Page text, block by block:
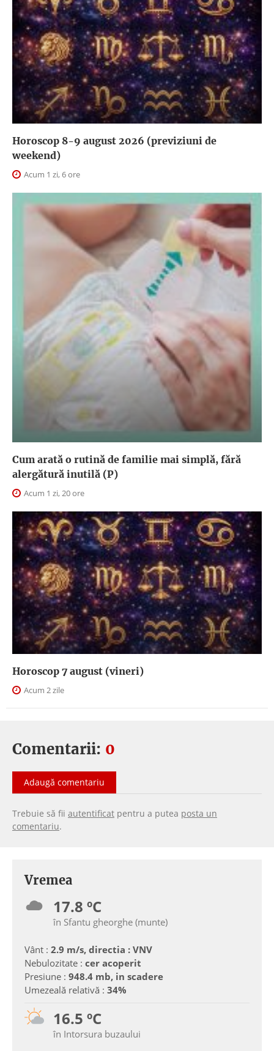
Horoscop 8-9 august 2026 (previziuni de
weekend)
Acum 1 zi, 6 ore
Cum arată o rutină de familie mai simplă, fără
alergătură inutilă (P)
Acum 1 zi, 20 ore
Horoscop 7 august (vineri)
Acum 2 zile
Comentarii: 0
Adaugă comentariu
Trebuie să fii autentificat pentru a putea posta un
comentariu.
Vremea
17.8 ºC
în Sfantu gheorghe (munte)
Vânt : 2.9 m/s, directia : VNV
Nebulozitate : cer acoperit
Presiune : 948.4 mb, in scadere
Umezeală relativă : 34%
16.5 ºC
în Intorsura buzaului